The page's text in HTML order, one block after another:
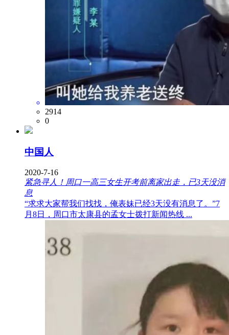
2914
0
中国人
2020-7-16
紧急寻人！周口一高三女生开考前离家出走，已3天没消
息
“求求大家帮我们找找，俺表妹已经3天没有消息了。”7
月8日，周口市太康县的孟女士拨打新闻热线 ...